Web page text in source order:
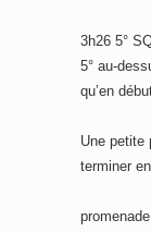
3h26 5°
5° au-
qu’en
Une petite
terminer